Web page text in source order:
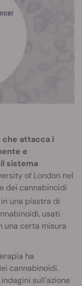
che attacca i
e
sistema
of London nel
dei cannabinoidi
in una piastra di
usati
una certa misura
ha
cannabinoidi.
sull'azione